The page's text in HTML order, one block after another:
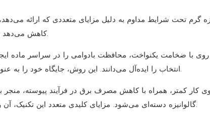
گرم تحت شرایط مداوم به دلیل مزایای متعددی که ارائه
کاهش می‌دهد و در نتیجه بهره‌وری تولید را با کاهش هزینه‌های مرتبط افزایش می‌دهد.
با ضخامت یکنواخت، محافظت بادوامی را در سراسر ماده ایجاد
کار کمتر، همراه با کاهش مصرف برق در فرآیند پیوسته،
گالوانیزه دسته‌ای می‌شود. مزایای کلیدی متعدد این تکنیک، آن را به نقشی محوری در نیازهای مختلف کاربردهای صنعتی تبدیل می‌کند.